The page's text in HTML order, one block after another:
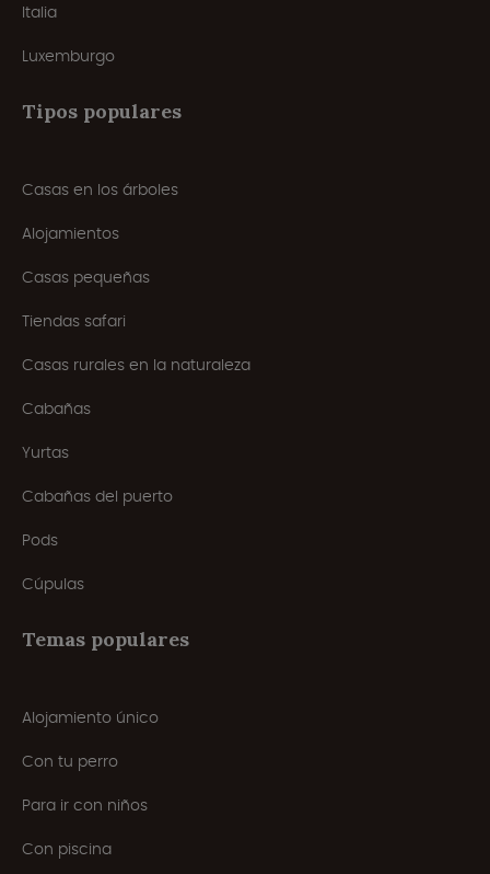
Italia
Luxemburgo
Tipos populares
Casas en los árboles
Alojamientos
Casas pequeñas
Tiendas safari
Casas rurales en la naturaleza
Cabañas
Yurtas
Cabañas del puerto
Pods
Cúpulas
Temas populares
Alojamiento único
Con tu perro
Para ir con niños
Con piscina